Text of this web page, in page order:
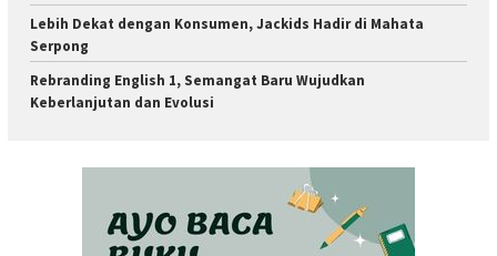
Lebih Dekat dengan Konsumen, Jackids Hadir di Mahata
Serpong
Rebranding English 1, Semangat Baru Wujudkan
Keberlanjutan dan Evolusi